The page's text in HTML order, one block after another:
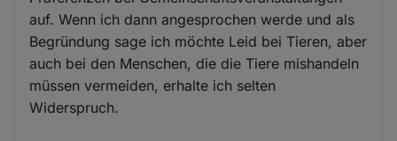
auf. Wenn ich dann angesprochen werde und als
Begründung sage ich möchte Leid bei Tieren, aber
auch bei den Menschen, die die Tiere mishandeln
müssen vermeiden, erhalte ich selten
Widerspruch.